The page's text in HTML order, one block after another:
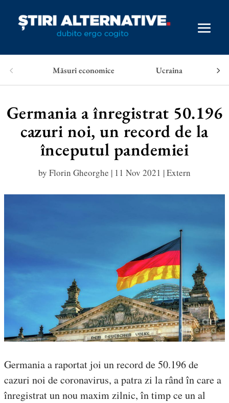
Măsuri economice Ucraina
Germania a înregistrat 50.196
cazuri noi, un record de la
începutul pandemiei
by Florin Gheorghe | 11 Nov 2021 |Extern
Germania a raportat joi un record de 50.196 de
cazuri noi de coronavirus, a patra zi la rând în care a
înregistrat un nou maxim zilnic, în timp ce un al